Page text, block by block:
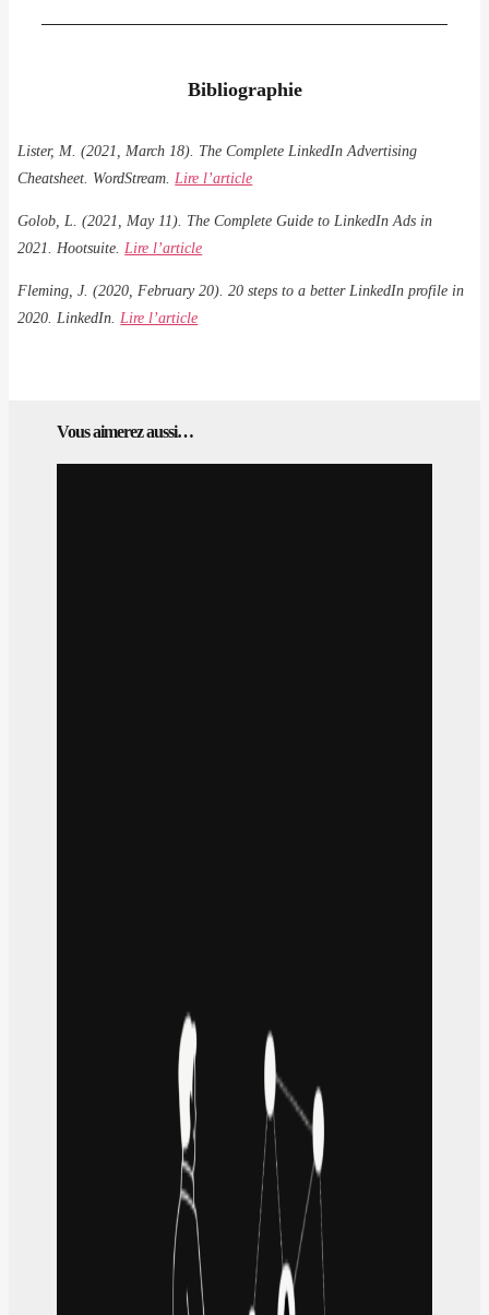
Bibliographie
Lister, M. (2021, March 18). The Complete LinkedIn Advertising
Cheatsheet. WordStream.Lire l’article
Golob, L. (2021, May 11). The Complete Guide to LinkedIn Ads in
2021. Hootsuite.Lire l’article
Fleming, J. (2020, February 20). 20 steps to a better LinkedIn profile in
2020. LinkedIn.Lire l’article
Vous aimerez aussi…